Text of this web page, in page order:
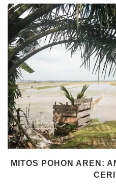
MITOS POHON AREN: